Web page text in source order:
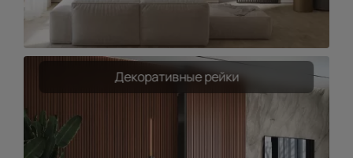
Декоративные рейки